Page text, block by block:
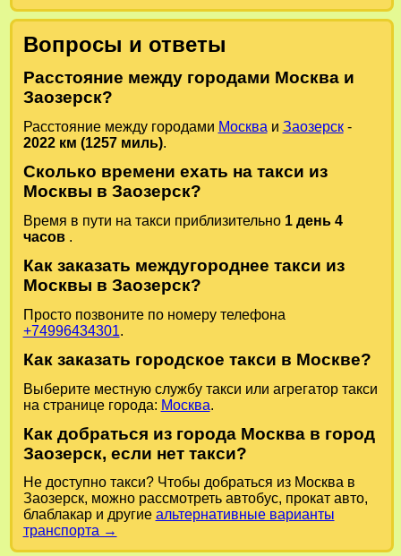
Вопросы и ответы
Расстояние между городами Москва и
Заозерск?
Расстояние между городами Москва и Заозерск-
2022 км (1257 миль).
Сколько времени ехать на такси из
Москвы в Заозерск?
Время в пути на такси приблизительно 1 день 4
часов .
Как заказать междугороднее такси из
Москвы в Заозерск?
Просто позвоните по номеру телефона
+74996434301.
Как заказать городское такси в Москве?
Выберите местную службу такси или агрегатор такси
на странице города: Москва.
Как добраться из города Москва в город
Заозерск, если нет такси?
Не доступно такси? Чтобы добраться из Москва в
Заозерск, можно рассмотреть автобус, прокат авто,
блаблакар и другие альтернативные варианты
транспорта →